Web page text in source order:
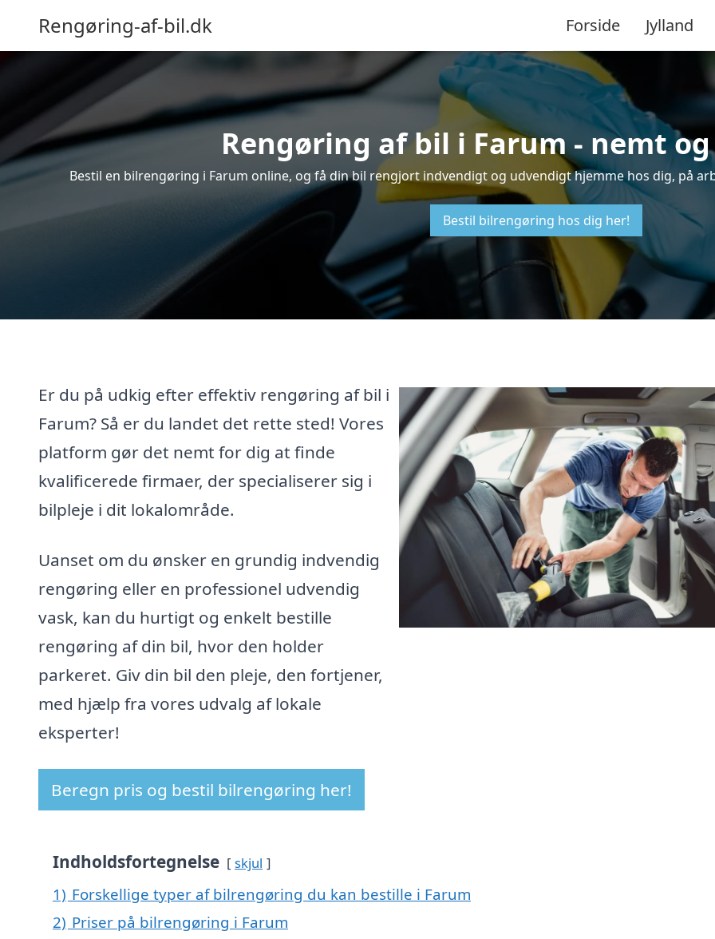
Rengøring-af-bil.dk Forside Jylland
Rengøring af bil i Farum - nemt
Bestil en bilrengøring i Farum online, og få din bil rengjort indvendigt og udvendigt hjemme hos dig, på
Bestil bilrengøring hos dig her!
Er du på udkig efter effektiv rengøring af bil i
Farum? Så er du landet det rette sted! Vores
platform gør det nemt for dig at finde
kvalificerede firmaer, der specialiserer sig i
bilpleje i dit lokalområde.
Uanset om du ønsker en grundig indvendig
rengøring eller en professionel udvendig
vask, kan du hurtigt og enkelt bestille
rengøring af din bil, hvor den holder
parkeret. Giv din bil den pleje, den fortjener,
med hjælp fra vores udvalg af lokale
eksperter!
Beregn pris og bestil bilrengøring her!
Indholdsfortegnelse skjul
1) Forskellige typer af bilrengøring du kan bestille i Farum
2) Priser på bilrengøring i Farum